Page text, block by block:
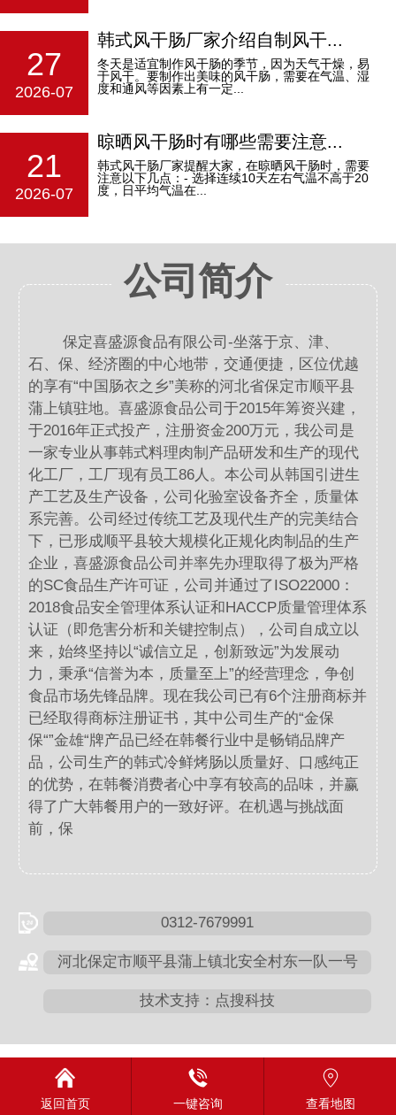
27
2026-07
韩式风干肠厂家介绍自制风干...
冬天是适宜制作风干肠的季节，因为天气干燥，易
于风干。要制作出美味的风干肠，需要在气温、湿
度和通风等因素上有一定...
21
2026-07
晾晒风干肠时有哪些需要注意...
韩式风干肠厂家提醒大家，在晾晒风干肠时，需要
注意以下几点：- 选择连续10天左右气温不高于20
度，日平均气温在...
公司简介
保定喜盛源食品有限公司-坐落于京、津、
石、保、经济圈的中心地带，交通便捷，区位优越
的享有“中国肠衣之乡”美称的河北省保定市顺平县
蒲上镇驻地。喜盛源食品公司于2015年筹资兴建，
于2016年正式投产，注册资金200万元，我公司是
一家专业从事韩式料理肉制产品研发和生产的现代
化工厂，工厂现有员工86人。本公司从韩国引进生
产工艺及生产设备，公司化验室设备齐全，质量体
系完善。公司经过传统工艺及现代生产的完美结合
下，已形成顺平县较大规模化正规化肉制品的生产
企业，喜盛源食品公司并率先办理取得了极为严格
的SC食品生产许可证，公司并通过了ISO22000：
2018食品安全管理体系认证和HACCP质量管理体系
认证（即危害分析和关键控制点），公司自成立以
来，始终坚持以“诚信立足，创新致远”为发展动
力，秉承“信誉为本，质量至上”的经营理念，争创
食品市场先锋品牌。现在我公司已有6个注册商标并
已经取得商标注册证书，其中公司生产的“金保
保“”金雄“牌产品已经在韩餐行业中是畅销品牌产
品，公司生产的韩式冷鲜烤肠以质量好、口感纯正
的优势，在韩餐消费者心中享有较高的品味，并赢
得了广大韩餐用户的一致好评。在机遇与挑战面
前，保
0312-7679991
河北保定市顺平县蒲上镇北安全村东一队一号
技术支持：点搜科技
返回首页 一键咨询 查看地图